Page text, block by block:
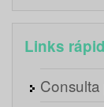
Links